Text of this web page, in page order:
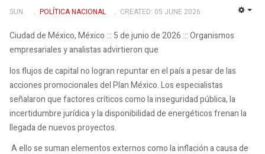
SUN. POLÍ­TICA NACIONAL CREATED: 05 JUNE 2026
Ciudad de México, México ::: 5 de junio de 2026 ::: Organismos
empresariales y analistas advirtieron que
los flujos de capital no logran repuntar en el país a pesar de las
acciones promocionales del Plan México. Los especialistas
señalaron que factores críticos como la inseguridad pública, la
incertidumbre jurídica y la disponibilidad de energéticos frenan la
llegada de nuevos proyectos.
A ello se suman elementos externos como la inflación a causa de